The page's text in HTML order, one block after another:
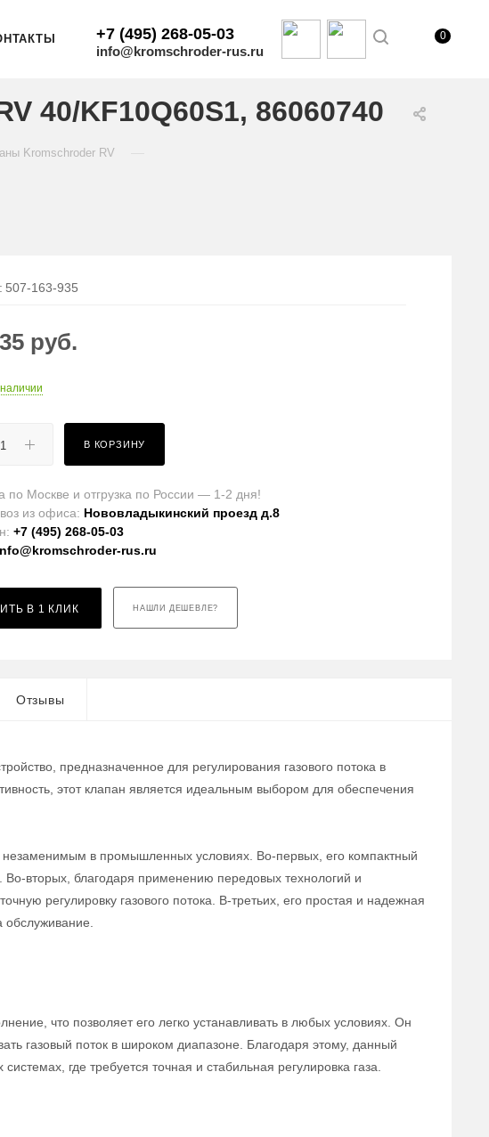
+7 (495) 268-05-03
info@kromschroder-rus.ru
0
40/KF10Q60S1, 86060740
Kromschroder RV
507-163-935
руб.
В КОРЗИНУ
по Москве и отгрузка по России — 1-2 дня!
из офиса: Нововладыкинский проезд д.8
+7 (495) 268-05-03
rus.ru
В 1 КЛИК НАШЛИ ДЕШЕВЛЕ?
Отзывы
предназначенное для регулирования газового потока в
этот клапан является идеальным выбором для обеспечения
в промышленных условиях. Во-первых, его компактный
вторых, благодаря применению передовых технологий и
регулировку газового потока. В-третьих, его простая и надежная
обслуживание.
что позволяет его легко устанавливать в любых условиях. Он
газовый поток в широком диапазоне. Благодаря этому, данный
где требуется точная и стабильная регулировка газа.